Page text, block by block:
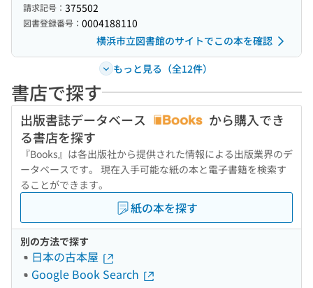
請求記号： 375502
図書登録番号： 0004188110
横浜市立図書館のサイトでこの本を確認
もっと見る（全12件）
書店で探す
出版書誌データベース
から購入でき
る書店を探す
『Books』は各出版社から提供された情報による出版業界のデ
ータベースです。 現在入手可能な紙の本と電子書籍を検索す
ることができます。
紙の本を探す
別の方法で探す
日本の古本屋
Google Book Search